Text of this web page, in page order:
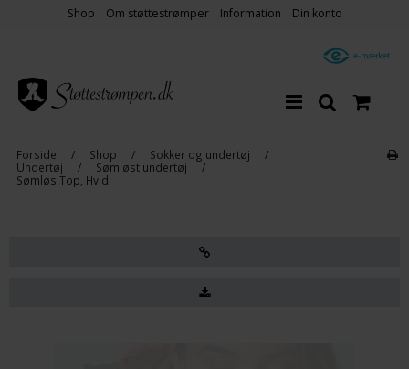
Shop Om støttestrømper Information Din konto
Forside / Shop / Sokker og undertøj
/
Undertøj
/ Sømløst undertøj
/
Sømløs Top, Hvid